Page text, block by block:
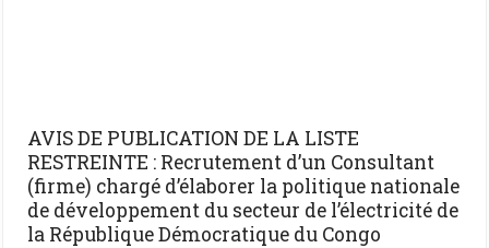
AVIS DE PUBLICATION DE LA LISTE
RESTREINTE : Recrutement d’un Consultant
(firme) chargé d’élaborer la politique nationale
de développement du secteur de l’électricité de
la République Démocratique du Congo